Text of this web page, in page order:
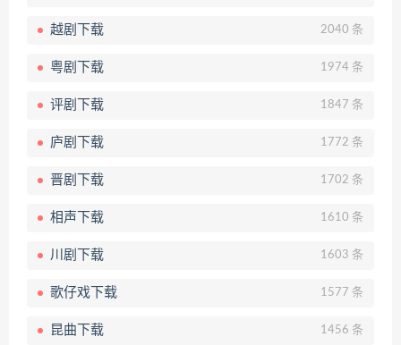
越剧下载 2040 条
粤剧下载 1974 条
评剧下载 1847 条
庐剧下载 1772 条
晋剧下载 1702 条
相声下载 1610 条
川剧下载 1603 条
歌仔戏下载 1577 条
昆曲下载 1456 条